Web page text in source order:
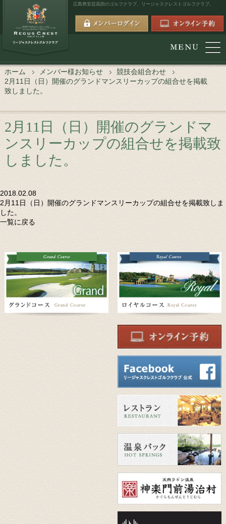
広島県安芸高田のゴルフクラブ、 リージャスクレストゴルフクラブ。
ホーム メンバー様お知らせ
競技会組合わせ
2月11日（日）開催のグランドマンスリーカップの組合せを掲載
致しました。
2月11日（日）開催のグランドマ
ンスリーカップの組合せを掲載致
しました。
2018.02.08
2月11日（日）開催のグランドマンスリーカップの組合せを掲載致しま
した。
一覧に戻る